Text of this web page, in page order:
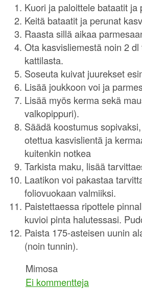
Kuori ja paloittele bataatit ja
Keitä bataatit ja perunat
Raasta sillä aikaa
Ota kasvisliemestä noin 2
kattilasta.
Soseuta kuivat juurekset
Lisää joukkoon voi ja
Lisää myös kerma sekä
valkopippuri).
Säädä koostumus
otettua kasvislientä ja
kuitenkin notkea
Tarkista maku, lisää
Laatikon voi pakastaa
foliovuokaan valmiiksi.
Paistettaessa ripottele
kuvioi pinta halutessasi.
Paista 175-asteisen uunin
(noin tunnin).
Mimosa
Ei kommentteja